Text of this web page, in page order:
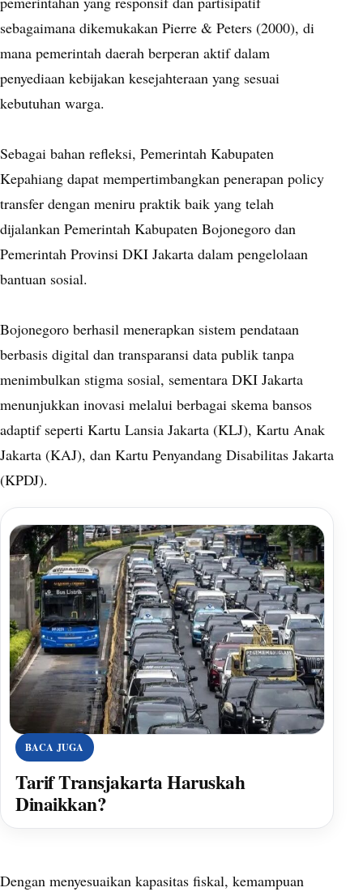
sebagaimana dikemukakan Pierre & Peters (2000), di
mana pemerintah daerah berperan aktif dalam
penyediaan kebijakan kesejahteraan yang sesuai
kebutuhan warga.
Sebagai bahan refleksi, Pemerintah Kabupaten
Kepahiang dapat mempertimbangkan penerapan policy
transfer dengan meniru praktik baik yang telah
dijalankan Pemerintah Kabupaten Bojonegoro dan
Pemerintah Provinsi DKI Jakarta dalam pengelolaan
bantuan sosial.
Bojonegoro berhasil menerapkan sistem pendataan
berbasis digital dan transparansi data publik tanpa
menimbulkan stigma sosial, sementara DKI Jakarta
menunjukkan inovasi melalui berbagai skema bansos
adaptif seperti Kartu Lansia Jakarta (KLJ), Kartu Anak
Jakarta (KAJ), dan Kartu Penyandang Disabilitas Jakarta
(KPDJ).
BACA JUGA
Tarif Transjakarta Haruskah
Dinaikkan?
Dengan menyesuaikan kapasitas fiskal, kemampuan